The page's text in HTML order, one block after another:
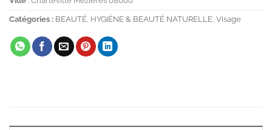
Catégories : BEAUTÉ HYGIÈNE & BEAUTÉ NATURELLE Visage